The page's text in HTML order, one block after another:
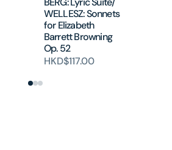
WELLESZ: Sonnets
for Elizabeth
Barrett Browning
Op. 52
HKD$117.00